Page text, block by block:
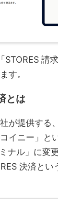
STORES 請
す。
とは
が提供する
イニー」と
ミナル」に
決済とい